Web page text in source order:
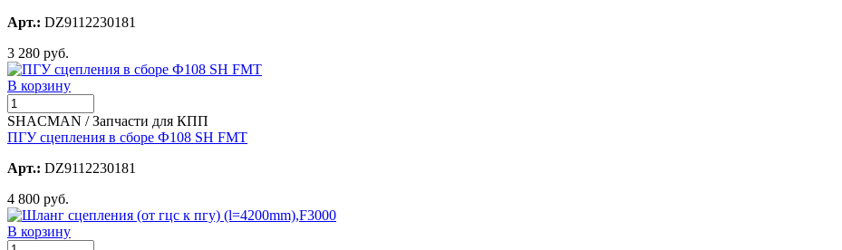
Арт.: DZ9112230181
3 280 руб.
В корзину
SHACMAN / Запчасти для КПП
ПГУ сцепления в сборе Ф108 SH FMT
Арт.: DZ9112230181
4 800 руб.
В корзину